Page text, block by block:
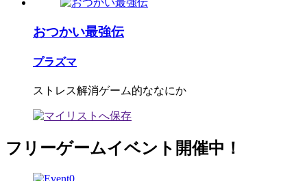
おつかい最強伝
プラズマ
ストレス解消ゲーム的ななにか
フリーゲームイベント開催中！